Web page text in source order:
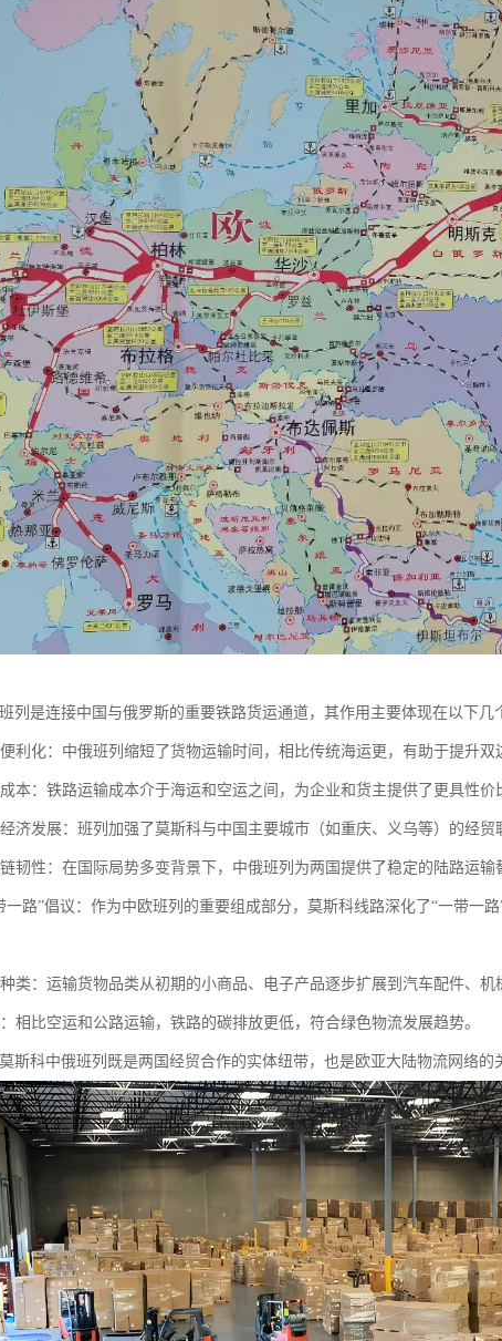
列是连接中国与俄罗斯的重要铁路货运通道，其作用主要体现在以下几
利化：中俄班列缩短了货物运输时间，相比传统海运更，有助于提升双
本：铁路运输成本介于海运和空运之间，为企业和货主提供了更具性价
济发展：班列加强了莫斯科与中国主要城市（如重庆、义乌等）的经贸
韧性：在国际局势多变背景下，中俄班列为两国提供了稳定的陆路运输
一路”倡议：作为中欧班列的重要组成部分，莫斯科线路深化了“一带一
类：运输货物品类从初期的小商品、电子产品逐步扩展到汽车配件、机
相比空运和公路运输，铁路的碳排放更低，符合绿色物流发展趋势。
斯科中俄班列既是两国经贸合作的实体纽带，也是欧亚大陆物流网络的